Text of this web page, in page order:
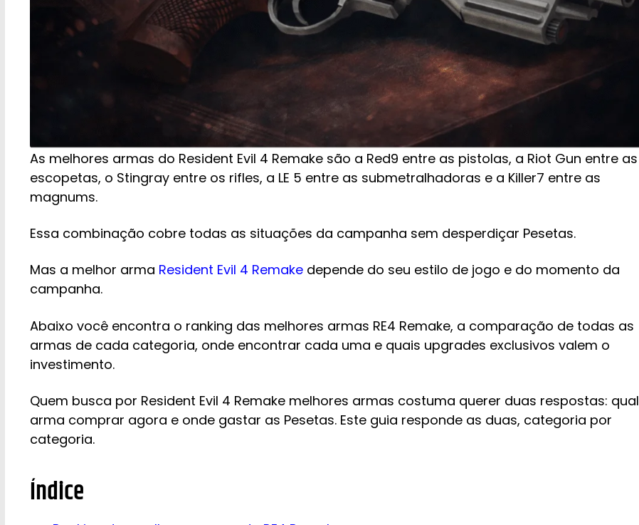
As melhores armas do Resident Evil 4 Remake são a Red9 entre as pistolas, a Riot Gun entre as
escopetas, o Stingray entre os rifles, a LE 5 entre as submetralhadoras e a Killer7 entre as
magnums.
Essa combinação cobre todas as situações da campanha sem desperdiçar Pesetas.
Mas a melhor arma Resident Evil 4 Remake depende do seu estilo de jogo e do momento da
campanha.
Abaixo você encontra o ranking das melhores armas RE4 Remake, a comparação de todas as
armas de cada categoria, onde encontrar cada uma e quais upgrades exclusivos valem o
investimento.
Quem busca por Resident Evil 4 Remake melhores armas costuma querer duas respostas: qual
arma comprar agora e onde gastar as Pesetas. Este guia responde as duas, categoria por
categoria.
Índice